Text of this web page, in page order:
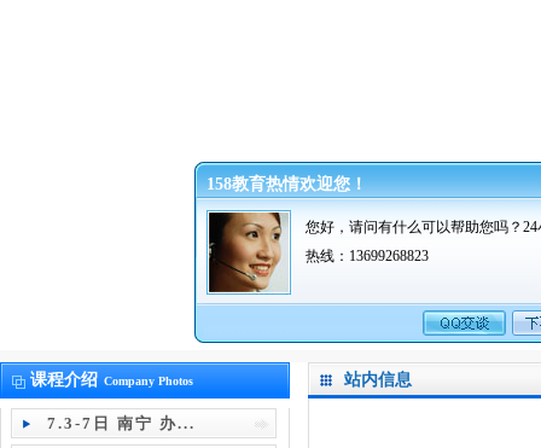
课程介绍 Company Photos
7.3-7日 南宁 办...
站内信息
158教育热情欢迎您！
您好，请问有什么可以帮助您吗？
热线：13699268823